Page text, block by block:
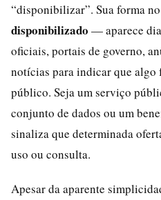
“disponibilizar”. Sua forma
disponibilizado — aparece
oficiais, portais de governo,
notícias para indicar que
público. Seja um serviço
conjunto de dados ou um
sinaliza que determinada
uso ou consulta.
Apesar da aparente